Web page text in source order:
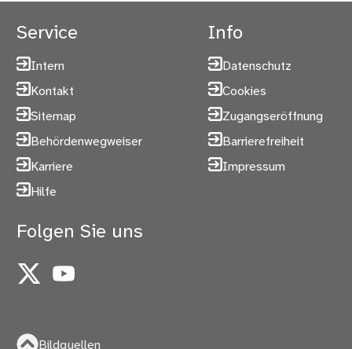
Service
Intern
Kontakt
Sitemap
Behördenwegweiser
Karriere
Hilfe
Info
Datenschutz
Cookies
Zugangseröffnung
Barrierefreiheit
Impressum
Folgen Sie uns
X YouTube
Bildquellen